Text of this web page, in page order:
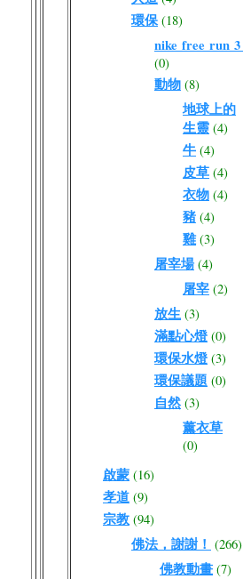
環保 (18)
nike free run 3
(0)
動物 (8)
地球上的
生靈 (4)
牛 (4)
皮草 (4)
衣物 (4)
豬 (4)
雞 (3)
屠宰場 (4)
屠宰 (2)
放生 (3)
滿點心燈 (0)
環保水燈 (3)
環保議題 (0)
自然 (3)
薰衣草
(0)
啟蒙 (16)
孝道 (9)
宗教 (94)
佛法，謝謝！ (266)
佛教動畫 (7)